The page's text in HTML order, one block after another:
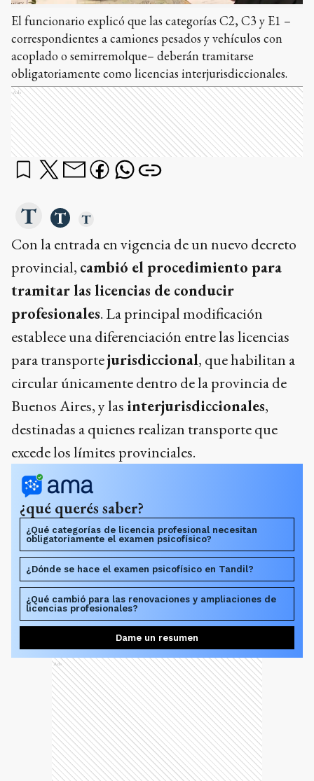
El funcionario explicó que las categorías C2, C3 y E1 –
correspondientes a camiones pesados y vehículos con
acoplado o semirremolque– deberán tramitarse
obligatoriamente como licencias interjurisdiccionales.
Ads
Con la entrada en vigencia de un nuevo decreto
provincial, cambió el procedimiento para
tramitar las licencias de conducir
profesionales. La principal modificación
establece una diferenciación entre las licencias
para transportejurisdiccional, que habilitan a
circular únicamente dentro de la provincia de
Buenos Aires, y las interjurisdiccionales,
destinadas a quienes realizan transporte que
excede los límites provinciales.
¿qué querés saber?
¿Qué categorías de licencia profesional necesitan
obligatoriamente el examen psicofísico?
¿Dónde se hace el examen psicofísico en Tandil?
¿Qué cambió para las renovaciones y ampliaciones de
licencias profesionales?
Dame un resumen
Ads